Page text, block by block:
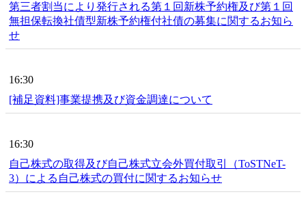
第三者割当により発行される第１回新株予約権及び第１回
無担保転換社債型新株予約権付社債の募集に関するお知ら
せ
16:30
[補足資料]事業提携及び資金調達について
16:30
自己株式の取得及び自己株式立会外買付取引（ToSTNeT-
3）による自己株式の買付に関するお知らせ